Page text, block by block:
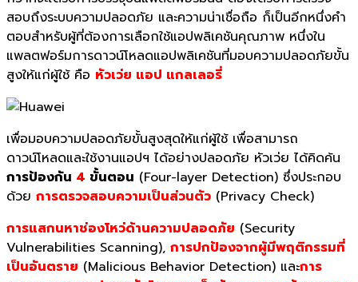
สอบถึงระบบความปลอดภัย และความน่าเชื่อถือ ก็เป็นอีกหนึ่งคำ
ตอบสำหรับผู้ที่ต้องการเลือกใช้แอปพลิเคชันคุณภาพ หนึ่งใน
แพลตฟอร์มการดาวน์โหลดแอปพลิเคชันที่มอบความปลอดภัยขั้น
สูงให้แก่ผู้ใช้ คือ หัวเว่ย แอป แกลเลอรี่
เพื่อมอบความปลอดภัยขั้นสูงสุดให้แก่ผู้ใช้ เพื่อสามารถ
ดาวน์โหลดและใช้งานแอปฯ ได้อย่างปลอดภัย หัวเว่ย ได้คิดค้น
การป้องกัน 4 ขั้นตอน (Four-layer Detection) ซึ่งประกอบ
ด้วย การตรวจสอบความเป็นส่วนตัว (Privacy Check)
การแสกนหาช่องโหว่ด้านความปลอดภัย (Security
Vulnerabilities Scanning), การปกป้องจากผู้มีพฤติกรรมที่
เป็นอันตราย (Malicious Behavior Detection) และการ